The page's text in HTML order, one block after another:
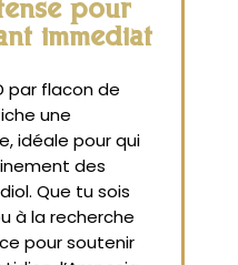
pour
immédiat
par flacon de
une
idéale pour qui
des
Que tu sois
à la recherche
pour soutenir